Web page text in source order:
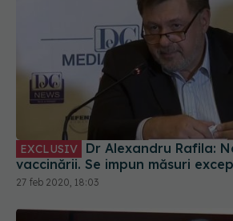
EXCLUSIV
vaccinării. Se impun măsuri
27 feb 2020, 18:03